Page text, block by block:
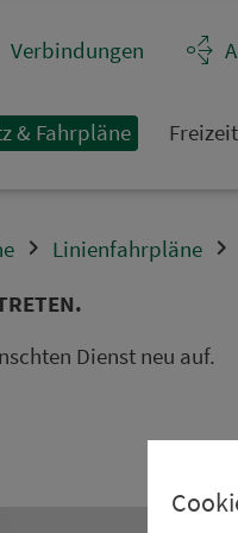
Ver­bin­dungen
& Fahrpläne
Linienfahrpläne
Dienst neu auf.